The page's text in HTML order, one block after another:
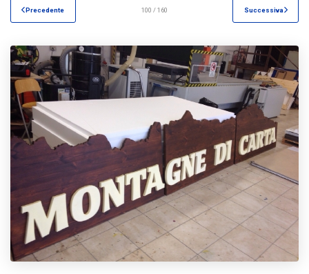
Precedente 100 / 160 Successiva